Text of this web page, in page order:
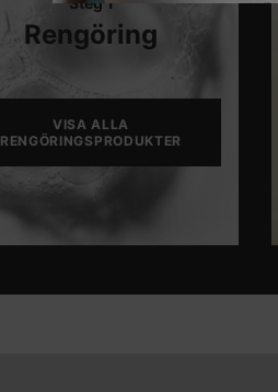
Rengöring
VISA ALLA
RENGÖRINGSPRODUKTER